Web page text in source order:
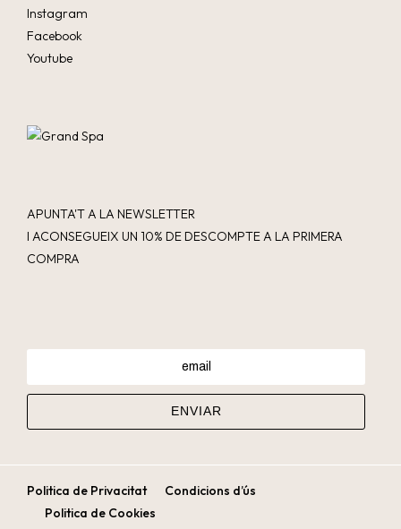
Instagram
Facebook
Youtube
APUNTA'T A LA NEWSLETTER
I ACONSEGUEIX UN 10% DE DESCOMPTE A LA PRIMERA
COMPRA
Politica de Privacitat
Condicions d’ús
Politica de Cookies